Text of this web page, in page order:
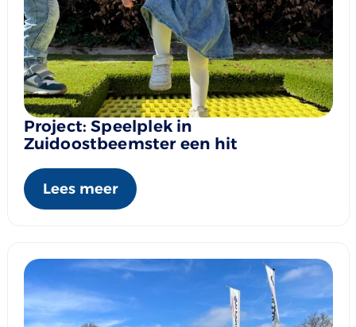
Project: Speelplek in
Zuidoostbeemster een hit
Lees meer